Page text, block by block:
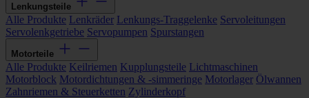
Lenkungsteile
Alle Produkte Lenkräder Lenkungs-Traggelenke Servoleitungen
Servolenkgetriebe Servopumpen Spurstangen
Motorteile
Alle Produkte Keilriemen Kupplungsteile Lichtmaschinen
Motorblock Motordichtungen & -simmeringe Motorlager Ölwannen
Zahnriemen & Steuerketten Zylinderkopf